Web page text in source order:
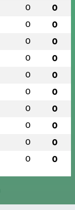
0 0
0 0
0 0
0 0
0 0
0 0
0 0
0 0
0 0
0 0